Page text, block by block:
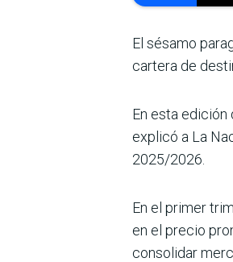
El sésamo
cartera de
En esta edición
explicó a La
2025/2026.
En el primer
en el precio
consolidar